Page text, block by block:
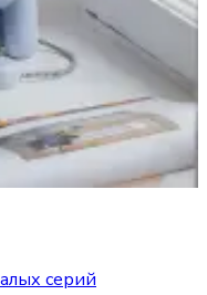
серий